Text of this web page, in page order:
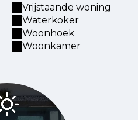
Vrijstaande woning
Waterkoker
Woonhoek
Woonkamer